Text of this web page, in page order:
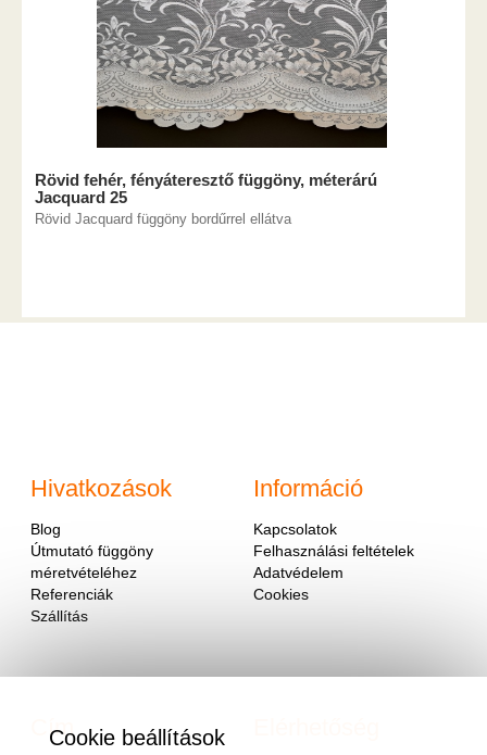
Rövid fehér, fényáteresztő függöny, méterárú
Jacquard 25
Rövid Jacquard függöny bordűrrel ellátva
Hivatkozások
Blog
Útmutató függöny
méretvételéhez
Referenciák
Szállítás
Információ
Kapcsolatok
Felhasználási feltételek
Adatvédelem
Cookies
Cím
Cookie beállítások